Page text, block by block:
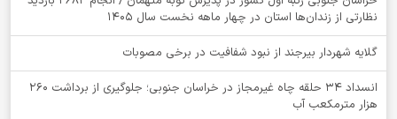
نظارتی از زندان‌ها استان در چهار ماهه نخست سال 1405
گلایه شهردار بیرجند از نبود شفافیت در برخی مصوبات
انسداد ۳۴ حلقه چاه غیرمجاز در خراسان جنوبی؛ جلوگیری از برداشت ۲۶۰
هزار مترمکعب آب